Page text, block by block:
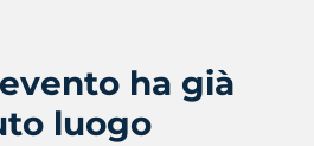
ha già
luogo